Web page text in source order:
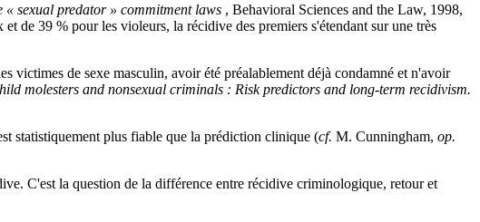
« sexual predator » commitment laws , Behavioral Sciences and the Law, 1998,
de 39 % pour les violeurs, la récidive des premiers s'étendant sur une très
victimes de sexe masculin, avoir été préalablement déjà condamné et n'avoir
molesters and nonsexual criminals : Risk predictors and long-term recidivism.
statistiquement plus fiable que la prédiction clinique (cf. M. Cunningham, op.
C'est la question de la différence entre récidive criminologique, retour et